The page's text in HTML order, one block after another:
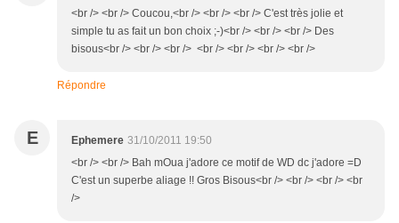
<br /> <br /> Coucou,<br /> <br /> <br /> C'est très jolie et
simple tu as fait un bon choix ;-)<br /> <br /> <br /> Des
bisous<br /> <br /> <br /> <br /> <br /> <br /> <br />
Répondre
E Ephemere 31/10/2011 19:50
<br /> <br /> Bah mOua j'adore ce motif de WD dc j'adore =D
C'est un superbe aliage !! Gros Bisous<br /> <br /> <br /> <br
/>